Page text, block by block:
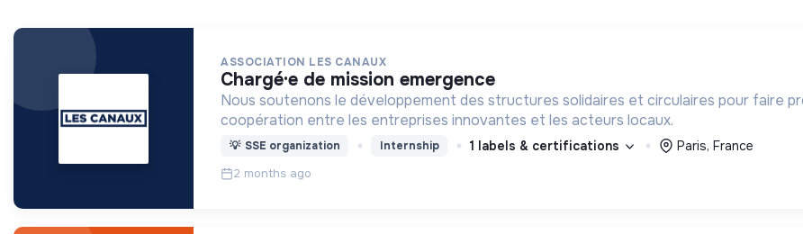
ASSOCIATION LES CANAUX
chargé·e de mission emergence
Nous soutenons le développement des structures solidaires et circulaires pour faire
coopération entre les entreprises innovantes et les acteurs locaux.
💡 SSE organization Internship 1 labels & certifications Paris, France
2 months ago